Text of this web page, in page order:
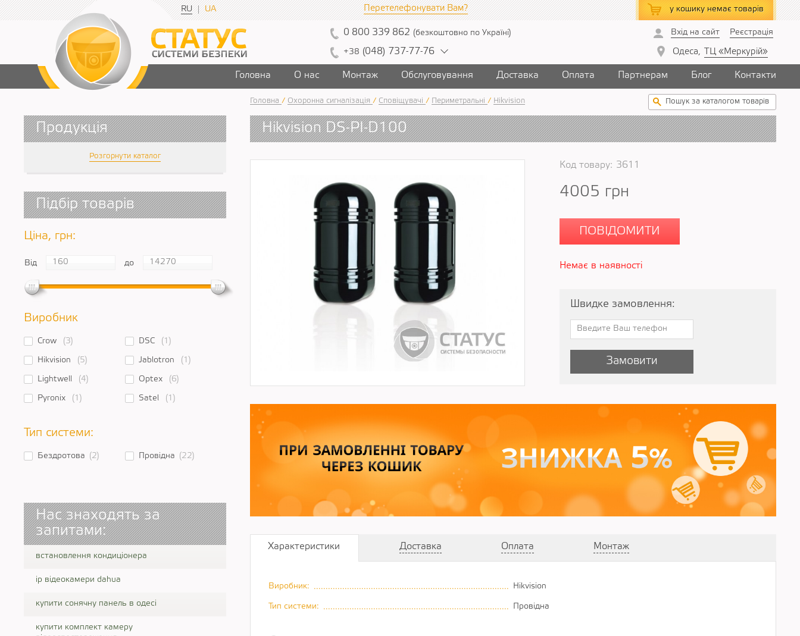
у кошику немає товарів
RU UA Перетелефонувати Вам?
0 800 339 862 (безкоштовно по Україні)
+38 (048) 737-7 7-76
Вхід на сайт Реєстрація
Одеса, ТЦ «Меркурій»
Головна О нас Монтаж Обслуговування Доставка Оплата Партнерам Блог Контакти
Продукція
Розгорнути каталог
Підбір товарів
Ціна, грн:
Від до
Виробник
Crow (3) DSC (1)
Hikvision (5) Jablotron (1)
Lightwell (4) Optex (6)
Pyronix (1) Satel (1)
Тип системи:
Бездротова (2) Провідна (22)
Нас знаходять за
запитами:
встановлення кондиціонера
ip відеокамери dahua
купити сонячну панель в одесі
купити комплект камеру
Головна / Охоронна сигналізація / Сповіщувачі / Периметральні / Hikvision
Hikvision DS-PI-D100
Код товару: 3611
4005 грн
ПОВІДОМИТИ
Немає в наявності
Швидке замовлення:
Замовити
Характеристики Доставка Оплата Монтаж
Виробник: Hikvision
Тип системи: Провідна